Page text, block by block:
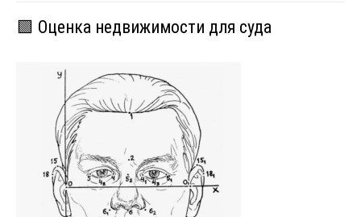
🟩 Оценка недвижимости для суда